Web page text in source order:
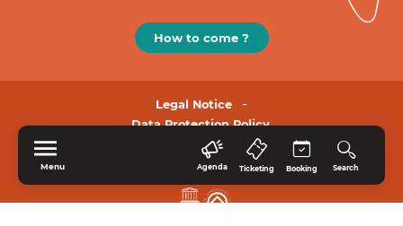
Menu Agenda Ticketing Booking Search
How to come ?
Legal Notice
Data Protection Policy.